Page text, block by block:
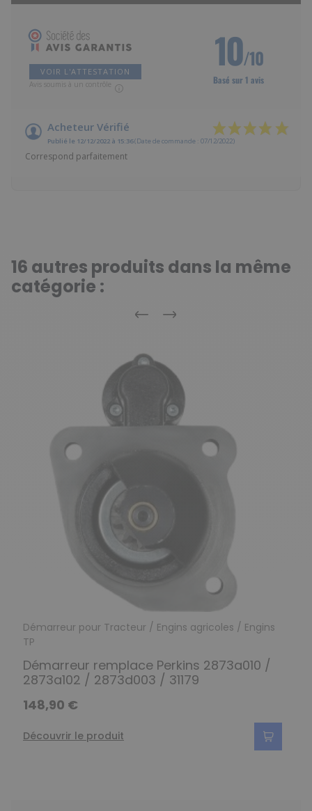
VOIR L'ATTESTATION
Avis soumis à un contrôle
10/10
Basé sur 1 avis
Acheteur Vérifié
Publié le 12/12/2022 à 15:36(Date de commande : 07/12/2022)
Correspond parfaitement
16 autres produits dans la même
catégorie :
Précédent
Suivant
Démarreur pour Tracteur / Engins agricoles / Engins
TP
Démarreur remplace Perkins 2873a010 /
2873a102 / 2873d003 / 31179
148,90 €
Découvrir le produit